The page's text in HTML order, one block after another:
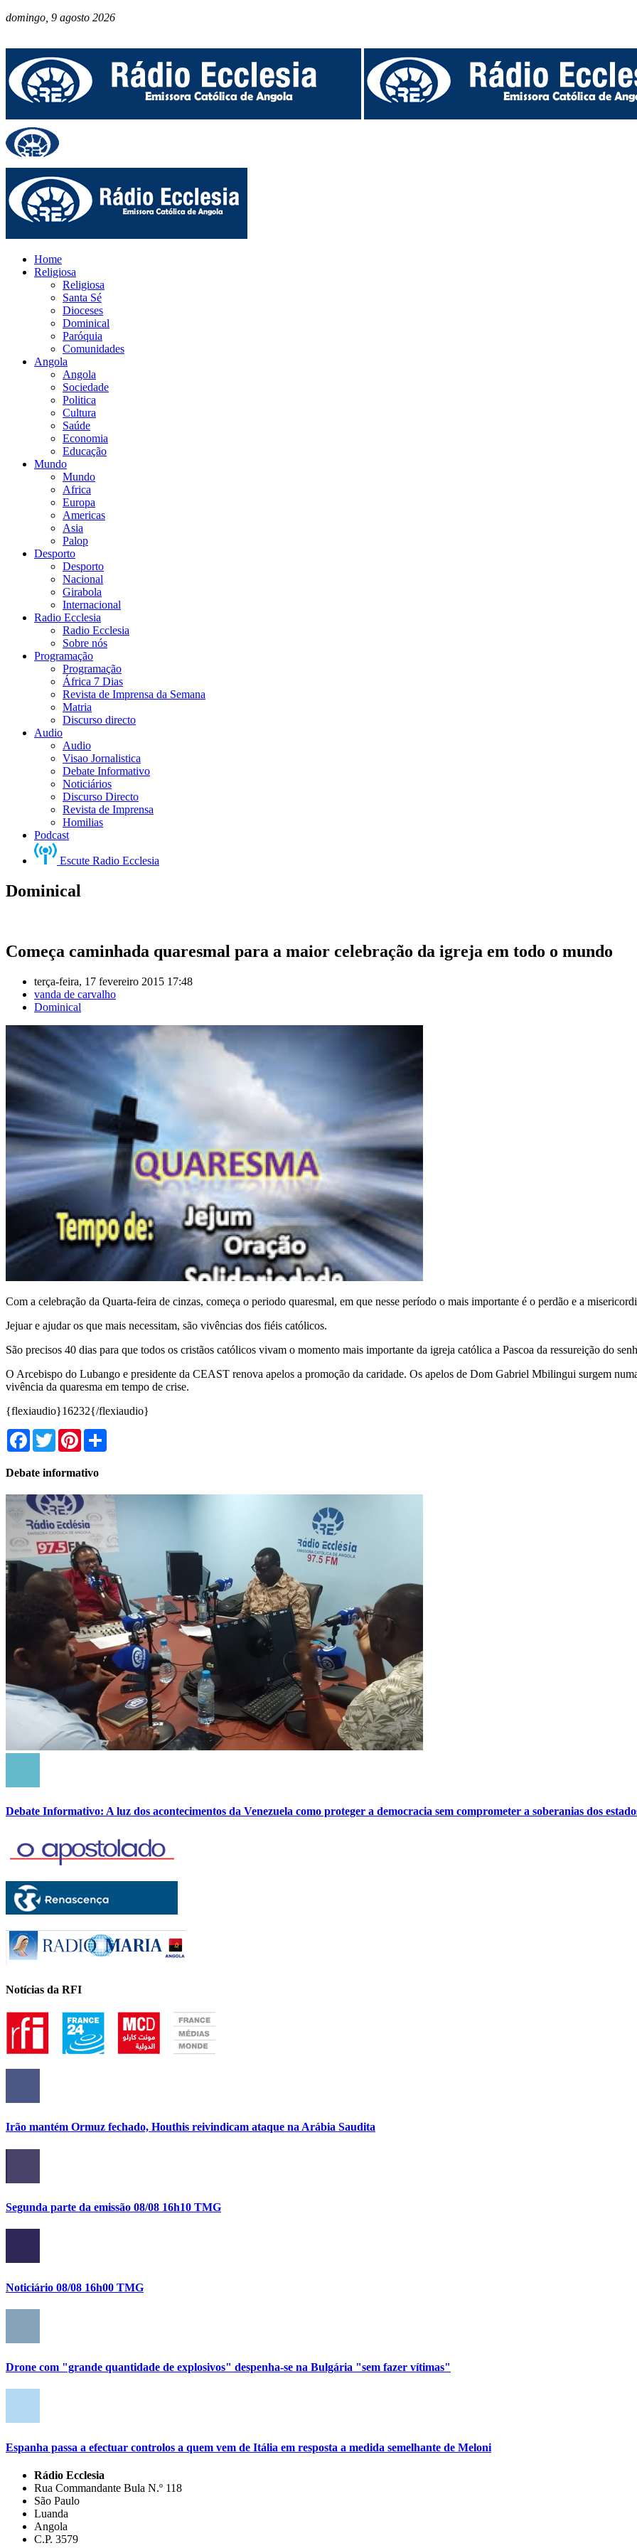
domingo, 9 agosto 2026
Home
Religiosa
Religiosa
Santa Sé
Dioceses
Dominical
Paróquia
Comunidades
Angola
Angola
Sociedade
Politica
Cultura
Saúde
Economia
Educação
Mundo
Mundo
Africa
Europa
Americas
Asia
Palop
Desporto
Desporto
Nacional
Girabola
Internacional
Radio Ecclesia
Radio Ecclesia
Sobre nós
Programação
Programação
África 7 Dias
Revista de Imprensa da Semana
Matria
Discurso directo
Audio
Audio
Visao Jornalistica
Debate Informativo
Noticiários
Discurso Directo
Revista de Imprensa
Homilias
Podcast
Escute Radio Ecclesia
Dominical
Começa caminhada quaresmal para a maior celebração da igreja em todo o mundo
terça-feira, 17 fevereiro 2015 17:48
vanda de carvalho
Dominical
Com a celebração da Quarta-feira de cinzas, começa o periodo quaresmal, em que nesse período o mais importante é o perdão e a
Jejuar e ajudar os que mais necessitam, são vivências dos fiéis católicos.
São precisos 40 dias para que todos os cristãos católicos vivam o momento mais importante da igreja católica a Pascoa da ressureição do
O Arcebispo do Lubango e presidente da CEAST renova apelos a promoção da caridade. Os apelos de Dom Gabriel Mbilingui surgem
vivência da quaresma em tempo de crise.
{flexiaudio}16232{/flexiaudio}
Facebook
TwitterPinterest
Debate informativo
Debate Informativo: A luz dos acontecimentos da Venezuela como proteger a democracia sem comprometer a soberanias dos
Notícias da RFI
Irão mantém Ormuz fechado, Houthis reivindicam ataque na Arábia Saudita
Segunda parte da emissão 08/08 16h10 TMG
Noticiário 08/08 16h00 TMG
Drone com "grande quantidade de explosivos" despenha-se na Bulgária "sem fazer vítimas"
Espanha passa a efectuar controlos a quem vem de Itália em resposta a medida semelhante de Meloni
Rádio Ecclesia
Rua Commandante Bula N.º 118
São Paulo
Luanda
Angola
C.P. 3579